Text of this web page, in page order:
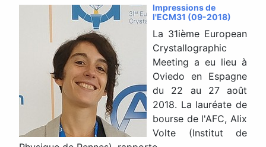
Impressions de
l'ECM31 (09-2018)
La 31ième European
Crystallographic
Meeting a eu lieu à
Oviedo en Espagne
du 22 au 27 août
2018. La lauréate de
bourse de l'AFC, Alix
Volte (Institut de